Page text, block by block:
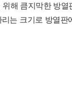
해 큼지막한 방
는 크기로 방열